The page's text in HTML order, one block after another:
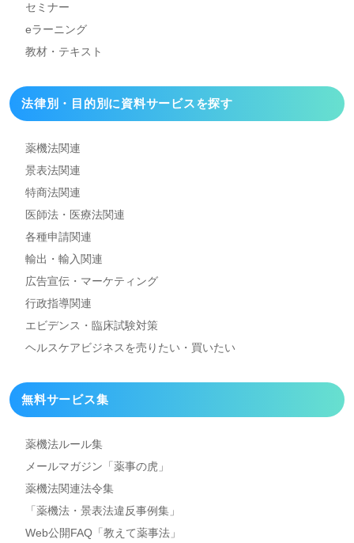
セミナー
eラーニング
教材・テキスト
法律別・目的別に資料サービスを探す
薬機法関連
景表法関連
特商法関連
医師法・医療法関連
各種申請関連
輸出・輸入関連
広告宣伝・マーケティング
行政指導関連
エビデンス・臨床試験対策
ヘルスケアビジネスを売りたい・買いたい
無料サービス集
薬機法ルール集
メールマガジン「薬事の虎」
薬機法関連法令集
「薬機法・景表法違反事例集」
Web公開FAQ「教えて薬事法」